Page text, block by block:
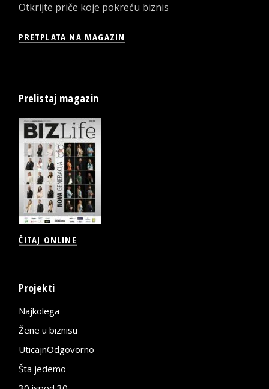
Otkrijte priče koje pokreću biznis
PRETPLATA NA MAGAZIN
Prelistaj magazin
ČITAJ ONLINE
Projekti
Najkolega
Žene u biznisu
UticajnOdgovorno
Šta jedemo